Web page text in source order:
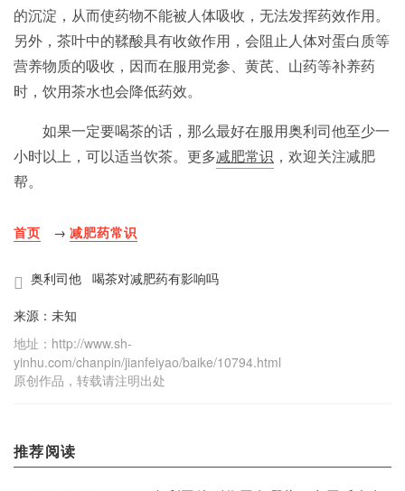
的沉淀，从而使药物不能被人体吸收，无法发挥药效作用。
另外，茶叶中的鞣酸具有收敛作用，会阻止人体对蛋白质等
营养物质的吸收，因而在服用党参、黄芪、山药等补养药
时，饮用茶水也会降低药效。
如果一定要喝茶的话，那么最好在服用奥利司他至少一
小时以上，可以适当饮茶。更多减肥常识 ，欢迎关注减肥
帮。
首页 → 减肥药常识
奥利司他 喝茶对减肥药有影响吗
来源：未知
地址：http://www.sh-
yinhu.com/chanpin/jianfeiyao/baike/10794.html
原创作品，转载请注明出处
推荐阅读